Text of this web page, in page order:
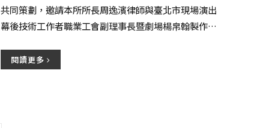
共同策劃，邀請本所所長周逸濱律師與臺北市現場演出
幕後技術工作者職業工會副理事長暨劇場楊帛翰製作人
閱讀更多